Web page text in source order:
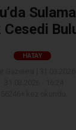
Cesedi
HATAY